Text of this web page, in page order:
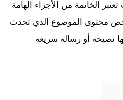
الخاتمة من الأجزاء الهامة
محتوى الموضوع الذي تحدث
نصيحة أو رسالة سريعة